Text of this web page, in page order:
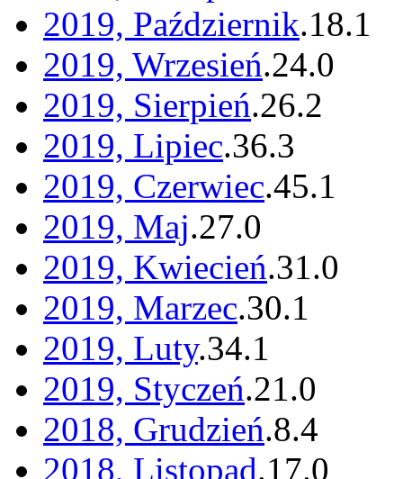
2019, Październik.18.1
2019, Wrzesień.24.0
2019, Sierpień.26.2
2019, Lipiec.36.3
2019, Czerwiec.45.1
2019, Maj.27.0
2019, Kwiecień.31.0
2019, Marzec.30.1
2019, Luty.34.1
2019, Styczeń.21.0
2018, Grudzień.8.4
2018, Listopad.17.0